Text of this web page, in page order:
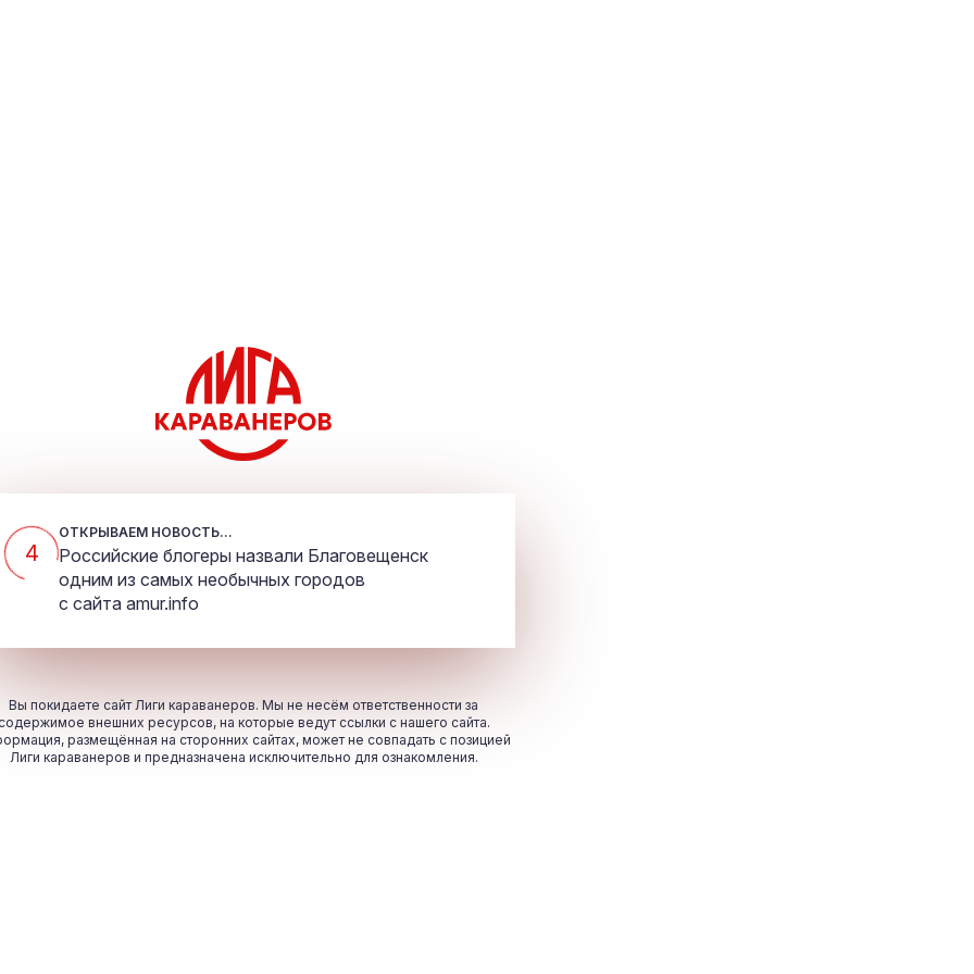
4
ОТКРЫВАЕМ НОВОСТЬ...
Российские блогеры назвали Благовещенск
одним из самых необычных городов
с сайта amur.info
Вы покидаете сайт Лиги караванеров. Мы не несём ответственности за
внешних ресурсов, на которые ведут ссылки с нашего сайта.
размещённая на сторонних сайтах, может не совпадать с позицией
Лиги караванеров и предназначена исключительно для ознакомления.